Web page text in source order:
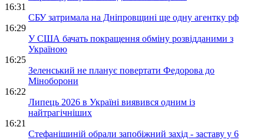
16:31
СБУ затримала на Дніпровщині ще одну агентку рф
16:29
У США бачать покращення обміну розвідданими з
Україною
16:25
Зеленський не планує повертати Федорова до
Міноборони
16:22
Липець 2026 в Україні виявився одним із
найтрагічніших
16:21
Стефанішиній обрали запобіжний захід - заставу у 6